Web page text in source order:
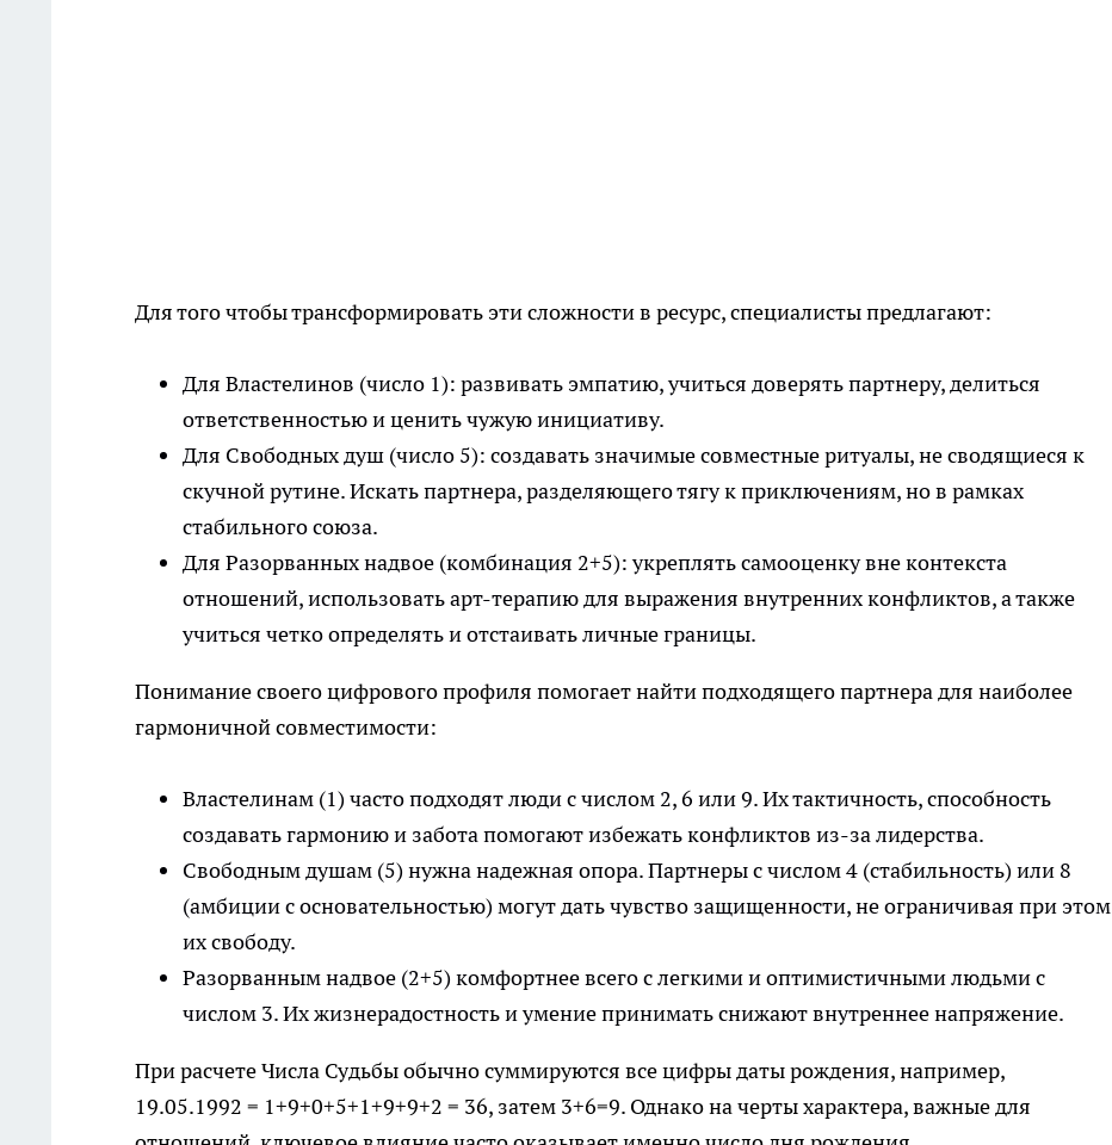
Для того чтобы трансформировать эти сложности в ресурс, специалисты предлагают:
Для Властелинов (число 1): развивать эмпатию, учиться доверять партнеру, делиться
ответственностью и ценить чужую инициативу.
Для Свободных душ (число 5): создавать значимые совместные ритуалы, не сводящиеся к
скучной рутине. Искать партнера, разделяющего тягу к приключениям, но в рамках
стабильного союза.
Для Разорванных надвое (комбинация 2+5): укреплять самооценку вне контекста
отношений, использовать арт-терапию для выражения внутренних конфликтов, а также
учиться четко определять и отстаивать личные границы.
Понимание своего цифрового профиля помогает найти подходящего партнера для наиболее
гармоничной совместимости:
Властелинам (1) часто подходят люди с числом 2, 6 или 9. Их тактичность, способность
создавать гармонию и забота помогают избежать конфликтов из-за лидерства.
Свободным душам (5) нужна надежная опора. Партнеры с числом 4 (стабильность) или 8
(амбиции с основательностью) могут дать чувство защищенности, не ограничивая при этом
их свободу.
Разорванным надвое (2+5) комфортнее всего с легкими и оптимистичными людьми с
числом 3. Их жизнерадостность и умение принимать снижают внутреннее напряжение.
При расчете Числа Судьбы обычно суммируются все цифры даты рождения, например,
19.05.1992 = 1+9+0+5+1+9+9+2 = 36, затем 3+6=9. Однако на черты характера, важные для